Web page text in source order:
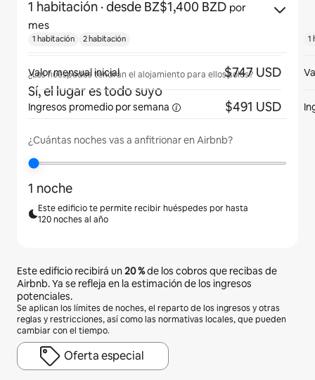
1 habitación · desde BZ$1,400 BZD por
mes
¿Los huéspedes tendrán el alojamiento para ellos solos?
Sí, el lugar es todo suyo
¿Cuántas noches vas a anfitrionar en Airbnb?
1 noche
Este edificio te permite recibir huéspedes por hasta
120 noches al año
Este edificio recibirá un20 %de los cobros que recibas de
Airbnb. Ya se refleja en la estimación de los ingresos
potenciales.
Se aplican los límites de noches, el reparto de los ingresos y otras
reglas y restricciones, así como las normativas locales, que pueden
cambiar con el tiempo.
Oferta especial
1 habitación 2 habitación
Valor mensual inicial $747 USD
Ingresos promedio por semana $491 USD
1